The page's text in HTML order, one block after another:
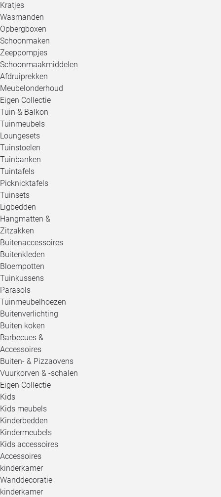
Kratjes
Wasmanden
Opbergboxen
Schoonmaken
Zeeppompjes
Schoonmaakmiddelen
Afdruiprekken
Meubelonderhoud
Eigen Collectie
Tuin & Balkon
Tuinmeubels
Loungesets
Tuinstoelen
Tuinbanken
Tuintafels
Picknicktafels
Tuinsets
Ligbedden
Hangmatten &
Zitzakken
Buitenaccessoires
Buitenkleden
Bloempotten
Tuinkussens
Parasols
Tuinmeubelhoezen
Buitenverlichting
Buiten koken
Barbecues &
Accessoires
Buiten- & Pizzaovens
Vuurkorven & -schalen
Eigen Collectie
Kids
Kids meubels
Kinderbedden
Kindermeubels
Kids accessoires
Accessoires
kinderkamer
Wanddecoratie
kinderkamer